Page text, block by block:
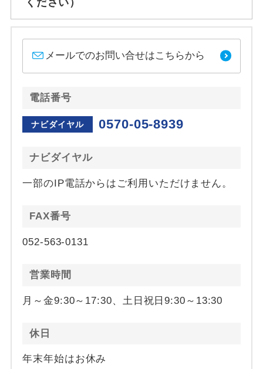
ください）
メールでのお問い合せはこちらから
電話番号
ナビダイヤル 0570-05-8939
ナビダイヤル
一部のIP電話からはご利用いただけません。
FAX番号
052-563-0131
営業時間
月～金9:30～17:30、土日祝日9:30～13:30
休日
年末年始はお休み